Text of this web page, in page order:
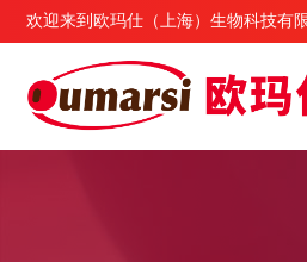
欢迎来到欧玛仕（上海）生物科技有